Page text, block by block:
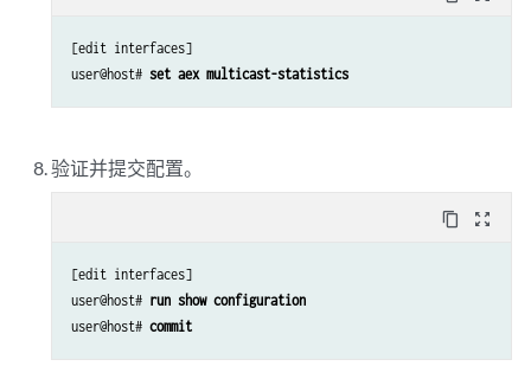
[edit interfaces]
user@host# set aex multicast-statistics
验证并提交配置。
content_copy zoom_out_map
[edit interfaces]
user@host# run show configuration
user@host# commit